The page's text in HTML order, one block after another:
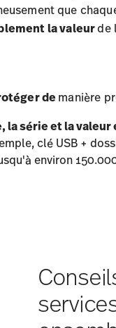
que
la valeurde
demanière
la série et la
clé USB +
environ